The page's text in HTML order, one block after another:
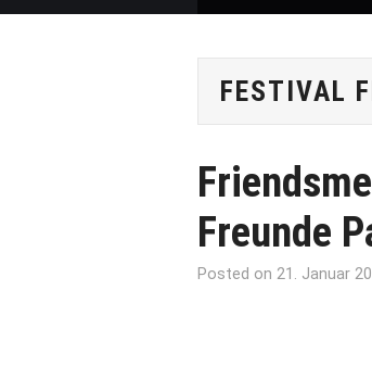
FESTIVAL
Freunde
Posted on 21. Januar